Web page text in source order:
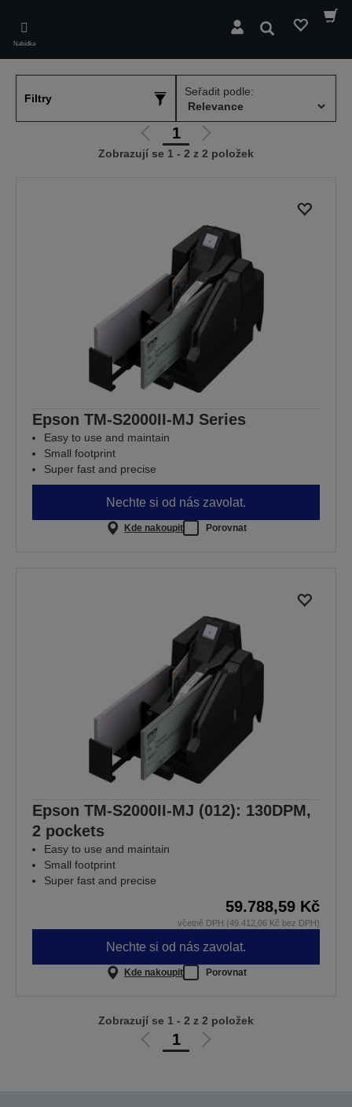
main
content
Nabídka
Hledat
Filtry
Seřadit podle:
Jít
na
1
Jít
na
Zobrazují se 1 - 2 z 2 položek
Epson TM-S2000II-MJ Series
Easy to use and maintain
Small footprint
Super fast and precise
Nechte si od nás zavolat.
Kde nakoupit Porovnat
Epson TM-S2000II-MJ (012): 130DPM,
2 pockets
Easy to use and maintain
Small footprint
Super fast and precise
59.788,59 Kč
včetně DPH (49.412,06 Kč bez DPH)
Nechte si od nás zavolat.
Kde nakoupit Porovnat
Jít
1
Jít
Zobrazují se 1 - 2 z 2 položek